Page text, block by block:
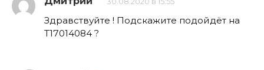
Здравствуйте ! Подскажите подойдёт на
Т17014084 ?